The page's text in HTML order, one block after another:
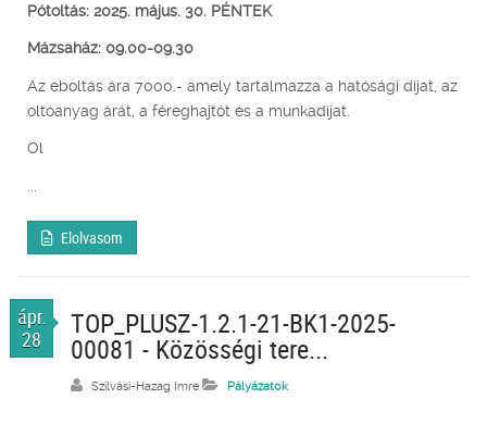
Pótoltás: 2025. május. 30. PÉNTEK
Mázsaház: 09.00-09.30
Az eboltás ára 7000.- amely tartalmazza a hatósági díjat, az
oltóanyag árát, a féreghajtót és a munkadíjat.
Ol
Elolvasom
ápr.
28
TOP_PLUSZ-1.2.1-21-BK1-2025-
00081 - Közösségi tere...
Szilvási-Hazag Imre Pályázatok